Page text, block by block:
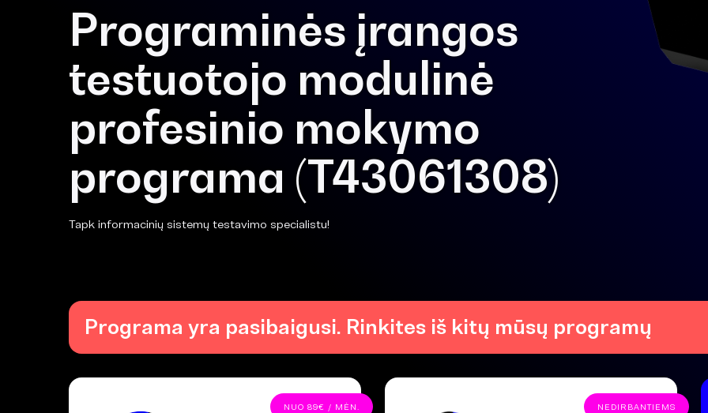
Programinės įrangos
testuotojo modulinė
profesinio mokymo
programa (T43061308)
Tapk informacinių sistemų testavimo specialistu!
Programa yra pasibaigusi. Rinkites iš kitų mūsų programų
NUO 89€ / MĖN. NEDIRBANTIEMS